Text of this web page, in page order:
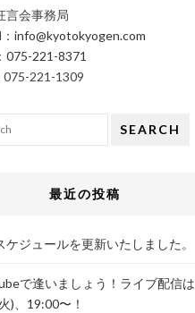
言会事務局
info@kyotokyogen.com
075-221-8371
075-221-1309
SEARCH
最近の投稿
ケジュールを更新いたしました。
で逢いましょう！ライブ配信は
)、19:00〜！